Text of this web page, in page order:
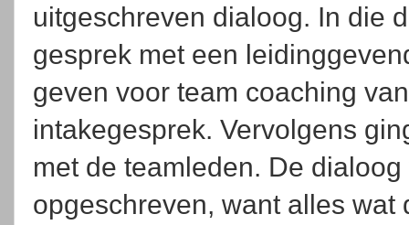
uitgeschreven dialoog. In die
gesprek met een
geven voor team coaching
intakegesprek. Vervolgens
met de teamleden. De
opgeschreven, want alles wat